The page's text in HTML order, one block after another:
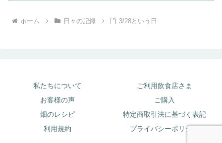
ホーム 日々の記録 3/28という日
私たちについて
ご利用飲食店さま
お客様の声
ご購入
畑のレシピ
特定商取引法に基づく表記
利用規約
プライバシーポリシー